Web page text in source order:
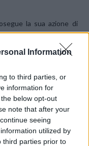
Information
to third parties, or
information for
below opt-out
note that after your
seeing
utilized by
third parties prior to
la sua azione di
riservandosi di
su eventuali profili
Facebook